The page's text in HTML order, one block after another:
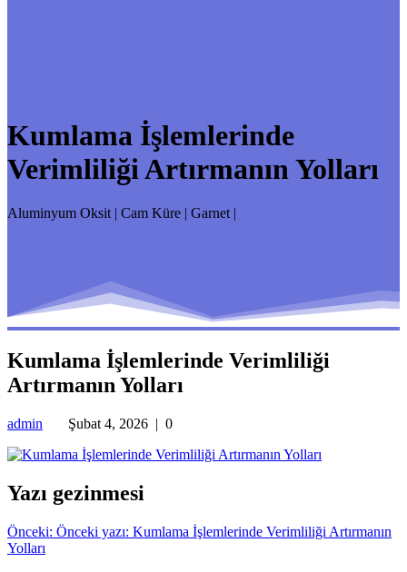
Kumlama İşlemlerinde
Verimliliği Artırmanın Yolları
Aluminyum Oksit | Cam Küre | Garnet |
Kumlama İşlemlerinde Verimliliği
Artırmanın Yolları
admin Şubat 4, 2026 | 0
Yazı gezinmesi
Önceki: Önceki yazı: Kumlama İşlemlerinde Verimliliği Artırmanın
Yolları